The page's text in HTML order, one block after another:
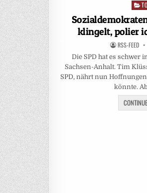
in
klingelt, polier
RSS-FEED
Die SPD hat es schwer
Sachsen-Anhalt. Tim
SPD, nährt nun
könnte.